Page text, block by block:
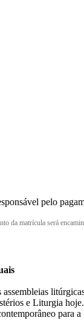
pelo
da matrícula será
e Liturgia
para